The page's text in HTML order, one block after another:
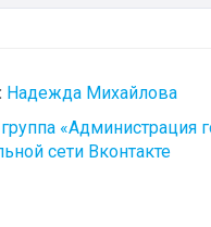
Надежда Михайлова
группа «Администрация
сети Вконтакте